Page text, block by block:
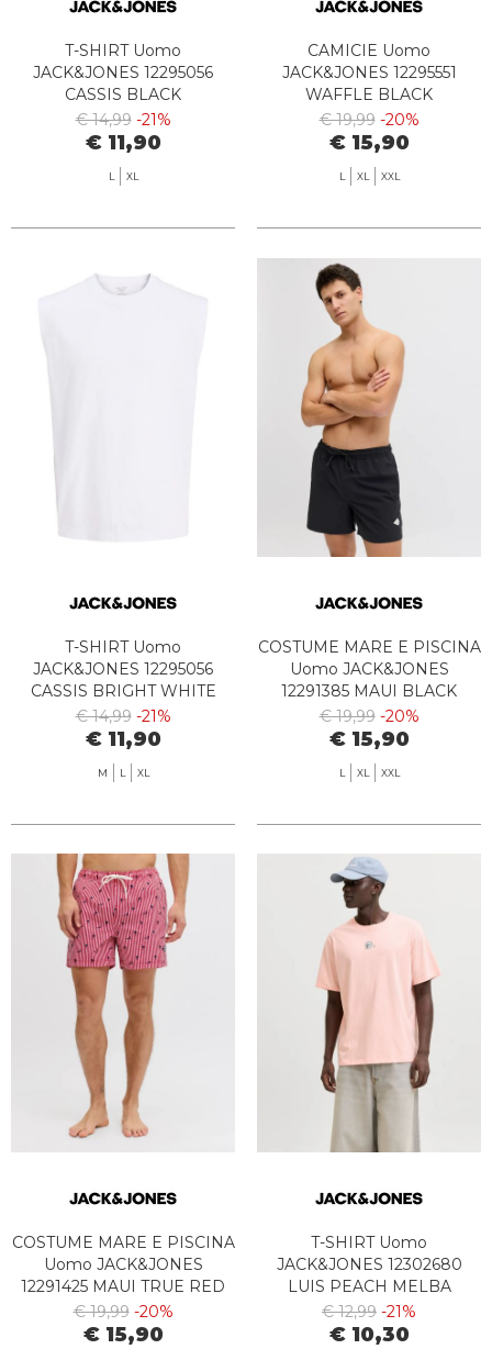
T-SHIRT Uomo
JACK&JONES 12295056
CASSIS BLACK
€ 14,99 -21%
€ 11,90
L XL
CAMICIE Uomo
JACK&JONES 12295551
WAFFLE BLACK
€ 19,99 -20%
€ 15,90
L XL XXL
T-SHIRT Uomo
JACK&JONES 12295056
CASSIS BRIGHT WHITE
€ 14,99 -21%
€ 11,90
M L XL
COSTUME MARE E PISCINA
Uomo JACK&JONES
12291385 MAUI BLACK
€ 19,99 -20%
€ 15,90
L XL XXL
COSTUME MARE E PISCINA
Uomo JACK&JONES
12291425 MAUI TRUE RED
€ 19,99 -20%
€ 15,90
T-SHIRT Uomo
JACK&JONES 12302680
LUIS PEACH MELBA
€ 12,99 -21%
€ 10,30